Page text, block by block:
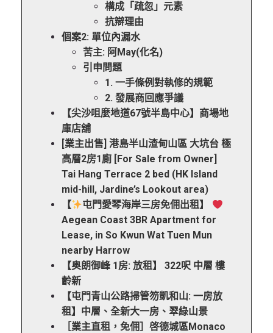
構成「疏忽」元素
抗辯理由
個案2: 單位內漏水
苦主: 阿May(化名)
引申問題
1. 一手條例對執修的規範
2. 發展商回應爭議
【尖沙咀麼地道67號半島中心】商場地
庫店舖
[業主出售] 港島半山渣甸山區 大坑台 極
高層2房1廁 [For Sale from Owner]
Tai Hang Terrace 2 bed (HK Island
mid-hill, Jardine’s Lookout area)
【
屯門愛琴海岸三房免佣出租】
Aegean Coast 3BR Apartment for
Lease, in So Kwun Wat Tuen Mun
nearby Harrow
【奥朗御峰 1房: 放租】 322呎 中層 樓
齡新
【屯門青山公路掃管笏凱和山: 一房放
租】中層、全新大一房、翠綠山景
［業主直租，免佣］啓德城區Monaco